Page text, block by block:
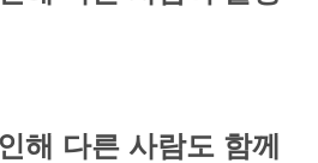
해 다른 사람도 함께